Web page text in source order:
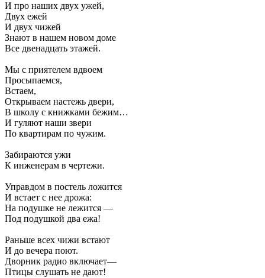
И про наших двух ужей,
Двух ежей
И двух чижей
Знают в нашем новом доме
Все двенадцать этажей.
Мы с приятелем вдвоем
Просыпаемся,
Встаем,
Открываем настежь двери,
В школу с книжками бежим…
И гуляют наши звери
По квартирам по чужим.
Забираются ужи
К инженерам в чертежи.
Управдом в постель ложится
И встает с нее дрожа:
На подушке не лежится —
Под подушкой два ежа!
Раньше всех чижи встают
И до вечера поют.
Дворник радио включает—
Птицы слушать не дают!